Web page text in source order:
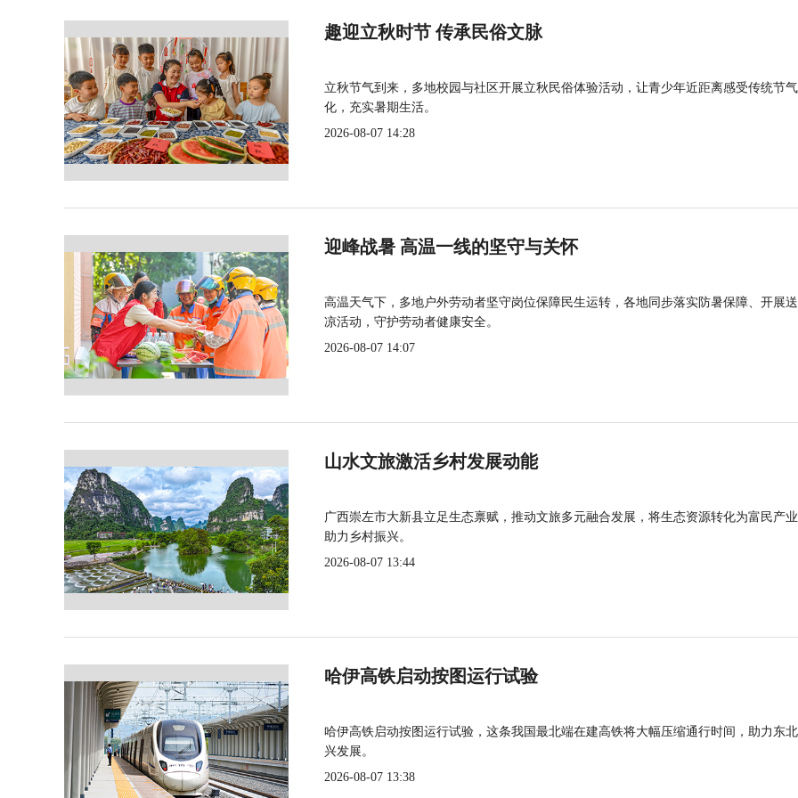
趣迎立秋时节 传承民俗文脉
立秋节气到来，多地校园与社区开展立秋民俗体验活动，让青少年近距离感受传统节
化，充实暑期生活。
2026-08-07 14:28
迎峰战暑 高温一线的坚守与关怀
高温天气下，多地户外劳动者坚守岗位保障民生运转，各地同步落实防暑保障、开展
凉活动，守护劳动者健康安全。
2026-08-07 14:07
山水文旅激活乡村发展动能
广西崇左市大新县立足生态禀赋，推动文旅多元融合发展，将生态资源转化为富民产
助力乡村振兴。
2026-08-07 13:44
哈伊高铁启动按图运行试验
哈伊高铁启动按图运行试验，这条我国最北端在建高铁将大幅压缩通行时间，助力东
兴发展。
2026-08-07 13:38